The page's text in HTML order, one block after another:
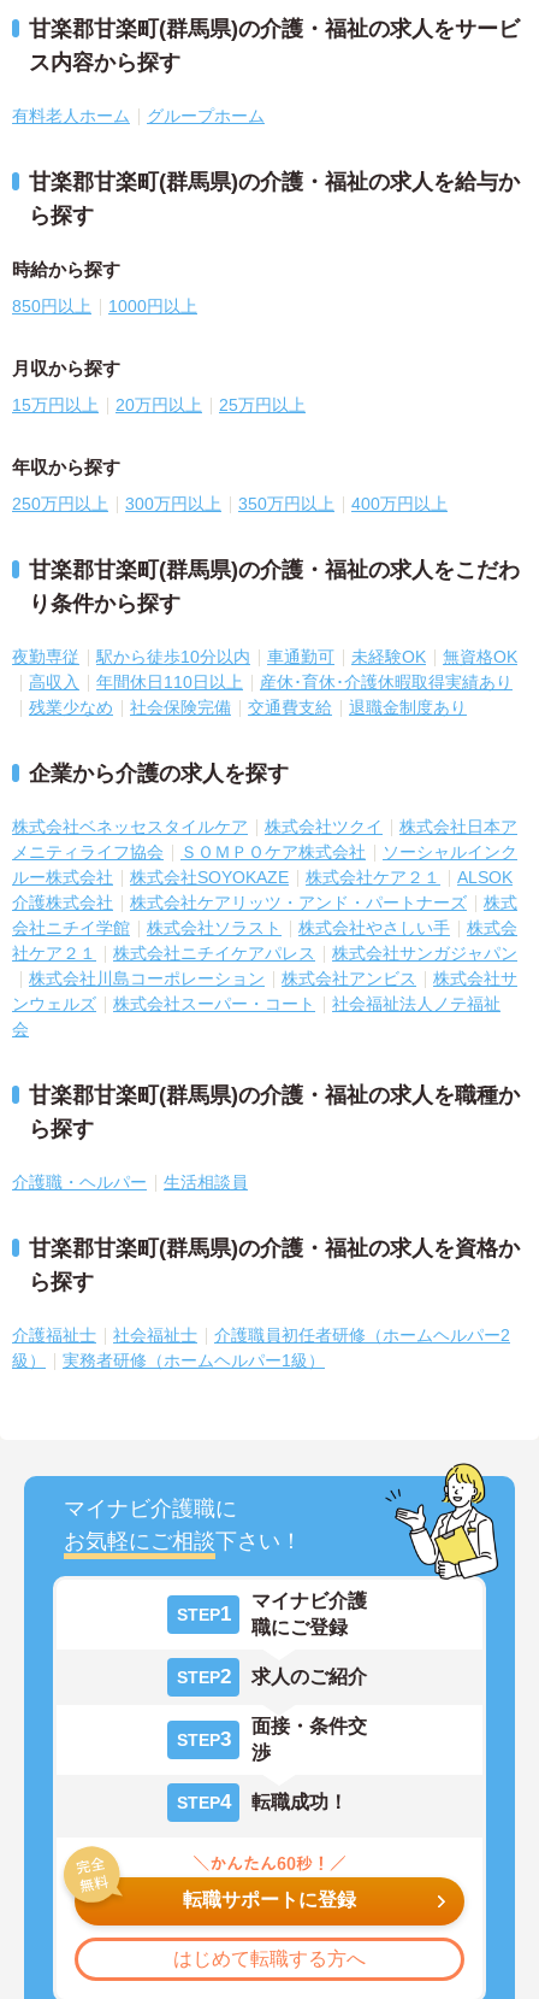
甘楽郡甘楽町(群馬県)の介護・福祉の求人をサービ
ス内容から探す
有料老人ホーム グループホーム
甘楽郡甘楽町(群馬県)の介護・福祉の求人を給与か
ら探す
時給から探す
850円以上 1000円以上
月収から探す
15万円以上 20万円以上 25万円以上
年収から探す
250万円以上 300万円以上 350万円以上 400万円以上
甘楽郡甘楽町(群馬県)の介護・福祉の求人をこだわ
り条件から探す
夜勤専従 駅から徒歩10分以内 車通勤可 未経験OK
無資格OK
高収入
年間休日110日以上
産休･育休･介護休暇取得実績あり
残業少なめ
社会保険完備 交通費支給 退職金制度あり
企業から介護の求人を探す
株式会社ベネッセスタイルケア 株式会社ツクイ
株式会社日本ア
メニティライフ協会
ＳＯＭＰＯケア株式会社
ソーシャルインク
ルー株式会社
株式会社SOYOKAZE 株式会社ケア２１
ALSOK
介護株式会社
株式会社ケアリッツ・アンド・パートナーズ
株式
会社ニチイ学館
株式会社ソラスト 株式会社やさしい手
株式会
社ケア２１
株式会社ニチイケアパレス
株式会社サンガジャパン
株式会社川島コーポレーション
株式会社アンビス
株式会社サ
ンウェルズ
株式会社スーパー・コート
社会福祉法人ノテ福祉
会
甘楽郡甘楽町(群馬県)の介護・福祉の求人を職種か
ら探す
介護職・ヘルパー 生活相談員
甘楽郡甘楽町(群馬県)の介護・福祉の求人を資格か
ら探す
介護福祉士 社会福祉士
介護職員初任者研修（ホームヘルパー2
級）
実務者研修（ホームヘルパー1級）
マイナビ介護職に
お気軽にご相談下さい！
STEP1
マイナビ介護
職にご登録
STEP2 求人のご紹介
STEP3
面接・条件交
渉
STEP4 転職成功！
転職サポートに登録
はじめて転職する方へ